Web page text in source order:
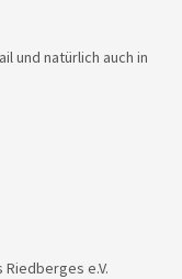
und natürlich auch in
e.V.